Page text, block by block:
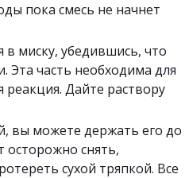
пока смесь не начнет
миску, убедившись, что
Эта часть необходима для
Дайте раствору
вы можете держать его до
осторожно снять,
сухой тряпкой. Все